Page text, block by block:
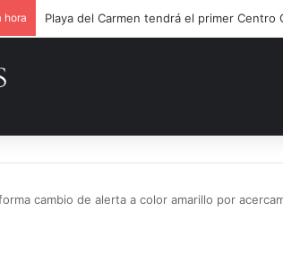
hora Un verano para recordar: niñas y niños
cambio de alerta a color amarillo por